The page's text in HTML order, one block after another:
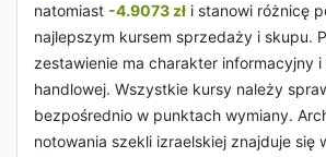
natomiast -4.9073 zł i stanowi różnicę
najlepszym kursem sprzedaży i skupu.
zestawienie ma charakter informacyjny
handlowej. Wszystkie kursy należy
bezpośrednio w punktach wymiany.
notowania szekli izraelskiej znajduje się